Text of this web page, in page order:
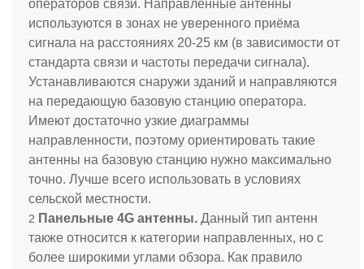
операторов связи. Направленные антенны
используются в зонах не уверенного приёма
сигнала на расстояниях 20-25 км (в зависимости от
стандарта связи и частоты передачи сигнала).
Устанавливаются снаружи зданий и направляются
на передающую базовую станцию оператора.
Имеют достаточно узкие диаграммы
направленности, поэтому ориентировать такие
антенны на базовую станцию нужно максимально
точно. Лучше всего использовать в условиях
сельской местности.
Панельные 4G антенны. Данный тип антенн
также относится к категории направленных, но с
более широкими углами обзора. Как правило